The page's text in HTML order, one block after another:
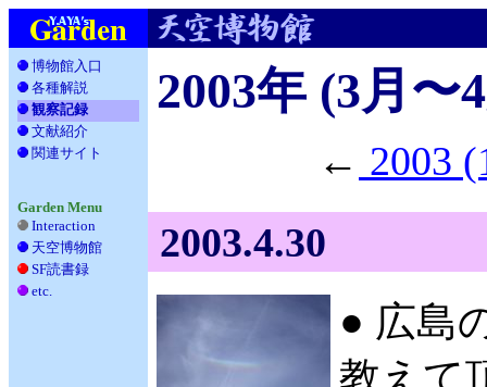
博物館入口
各種解説
観察記録
文献紹介
関連サイト
Garden Menu
Interaction
天空博物館
SF読書録
etc.
2003年 (3月〜
← 2003
2003.4.30
● 広島
教えて